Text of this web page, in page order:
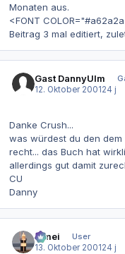
Monaten aus.
<FONT
Beitrag 3 mal editiert,
Gast DannyUlm
12. Oktober 2001 24 j
Danke Crush...
was würdest du den
recht... das Buch hat
allerdings gut damit
CU
Danny
bimei
User
13. Oktober 2001 24 j